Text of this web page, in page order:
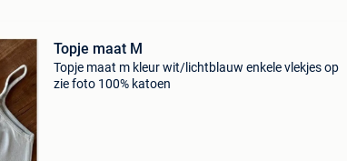
Topje maat M
Topje maat m kleur wit/lichtblauw enkele vlekjes op
zie foto 100% katoen